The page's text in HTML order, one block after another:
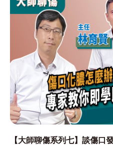
【大師聊傷系列七】談傷口